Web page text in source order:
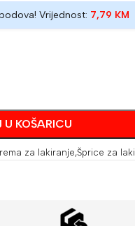
Vrijednost: 7,79 KM
U KOŠARICU
za lakiranje,Šprice za